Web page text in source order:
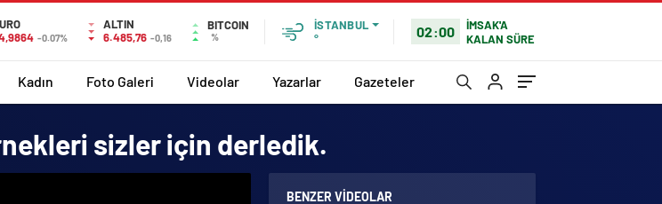
-0.07%
ALTIN
6.485,76 -0,16
BITCOIN
%
İSTANBUL
°
02:00
İMSAK'A
KALAN SÜRE
Kadın Foto Galeri Videolar Yazarlar Gazeteler
sizler için derledik.
BENZER VIDEOLAR